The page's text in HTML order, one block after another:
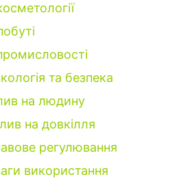
та безпека
на людину
на довкілля
регулювання
використання